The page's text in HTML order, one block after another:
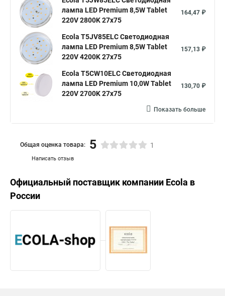
лампа LED Premium 8,5W Tablet
220V 2800K 27x75
164,47 ₽
Ecola T5JV85ELC Светодиодная
лампа LED Premium 8,5W Tablet
220V 4200K 27x75
157,13 ₽
Ecola T5CW10ELC Светодиодная
лампа LED Premium 10,0W Tablet
220V 2700K 27x75
130,70 ₽
Показать больше
Написать отзыв
Общая оценка товара: 5 1
Официальный поставщик компании Ecola в
России